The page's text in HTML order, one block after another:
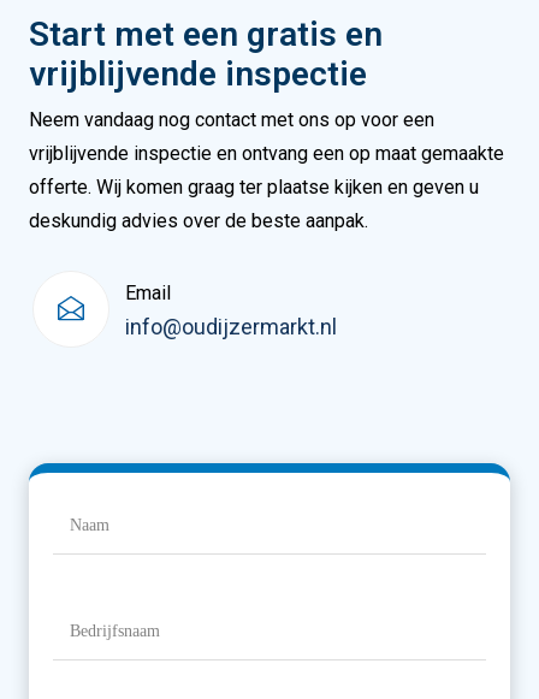
Start met een gratis en
vrijblijvende inspectie
Neem vandaag nog contact met ons op voor een
vrijblijvende inspectie en ontvang een op maat gemaakte
offerte. Wij komen graag ter plaatse kijken en geven u
deskundig advies over de beste aanpak.
Email
info@oudijzermarkt.nl